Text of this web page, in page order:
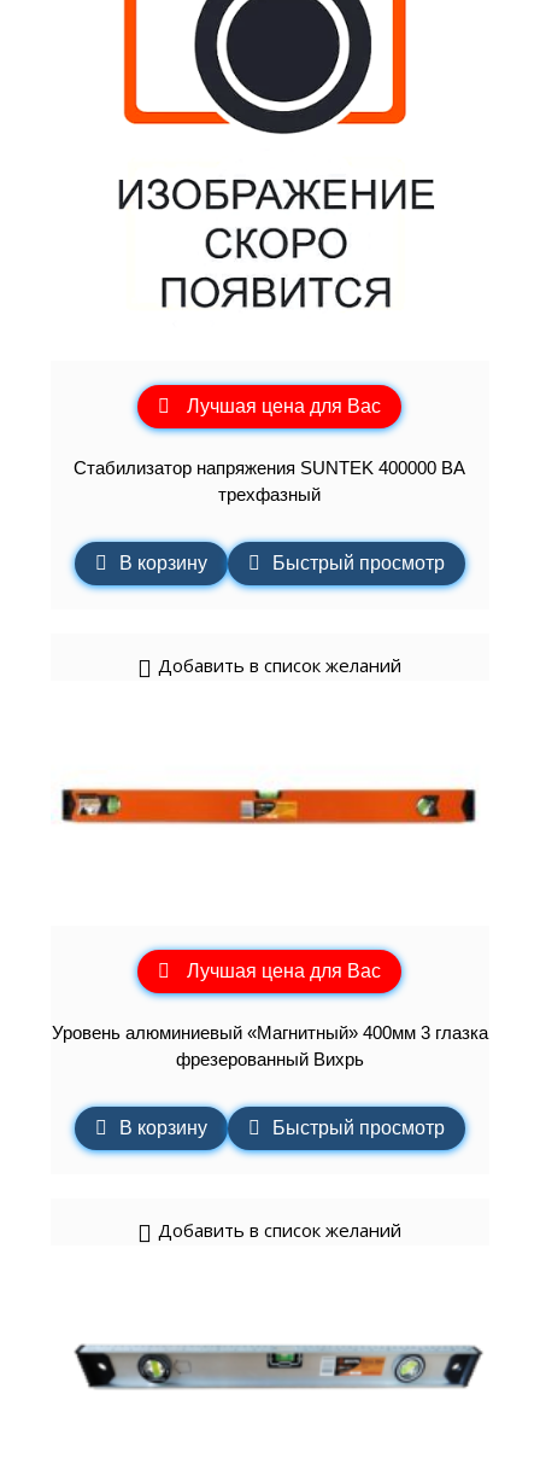
Лучшая цена для Вас
Стабилизатор напряжения SUNTEK 400000 ВА
трехфазный
В корзину Быстрый просмотр
Добавить в список желаний
Лучшая цена для Вас
Уровень алюминиевый «Магнитный» 400мм 3 глазка
фрезерованный Вихрь
В корзину Быстрый просмотр
Добавить в список желаний